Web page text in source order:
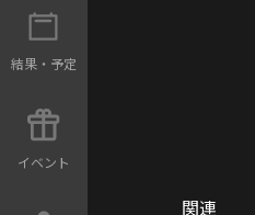
結果 ・ 予定
イベン ト
関連